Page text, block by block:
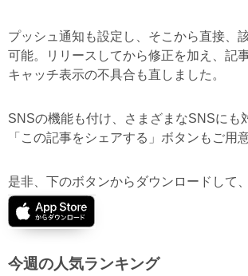
プッシュ通知も設定し、そこから直接、
可能。リリースしてから修正を加え、記
キャッチ表示の不具合も直しました。
SNSの機能も付け、さまざまなSNSにも
「この記事をシェアする」ボタンもご用
是非、下のボタンからダウンロードして
今週の人気ランキング